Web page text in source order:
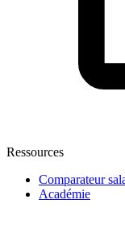
Ressources
Comparateur
Académie